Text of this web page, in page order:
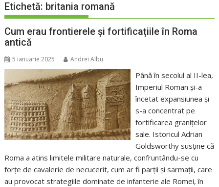
Etichetă: britania romană
Cum erau frontierele și fortificațiile în Roma
antică
5 ianuarie 2025 Andrei Albu
Până în secolul al II-lea,
Imperiul Roman și-a
încetat expansiunea și
s-a concentrat pe
fortificarea granițelor
sale. Istoricul Adrian
Goldsworthy susține că
Roma a atins limitele militare naturale, confruntându-se cu
forțe de cavalerie de necucerit, cum ar fi parții și sarmații, care
au provocat strategiile dominate de infanterie ale Romei, în